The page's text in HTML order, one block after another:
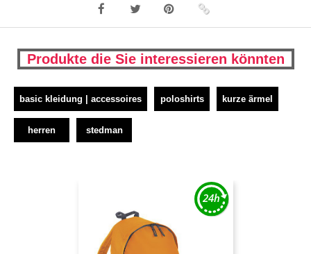
Produkte die Sie interessieren könnten
basic kleidung | accessoires poloshirts kurze ärmel
herren stedman